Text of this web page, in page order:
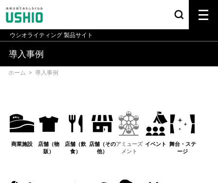
ウシオライティング 製品サイト
導入事例
ホーム > 導入事例
商業施設
店舗（物
販）
店舗（飲
食）
店舗（その
他）
アミューズ
メント
イベント
舞台・ステ
ージ